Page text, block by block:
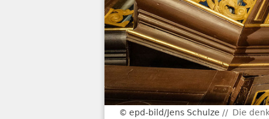
epd-bild/Jens Schulze
Die